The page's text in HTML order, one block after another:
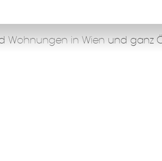
Wohnungen in Wien und ganz